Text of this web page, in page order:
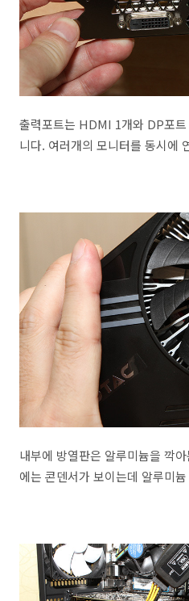
출력포트는 HDMI 1개와 DP포
니다. 여러개의 모니터를 동시에
내부에 방열판은 알루미늄을 깍
에는 콘덴서가 보이는데 알루미